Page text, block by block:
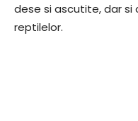
dese si ascutite, dar
reptilelor.